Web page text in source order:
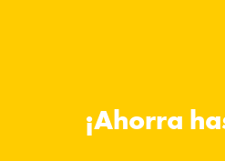
¡Ahorra